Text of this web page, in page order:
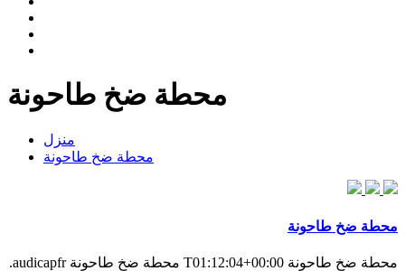
محطة ضخ طاحونة
منزل
محطة ضخ طاحونة
محطة ضخ طاحونة
محطة ضخ طاحونة T01:12:04+00:00 محطة ضخ طاحونة audicapfr.